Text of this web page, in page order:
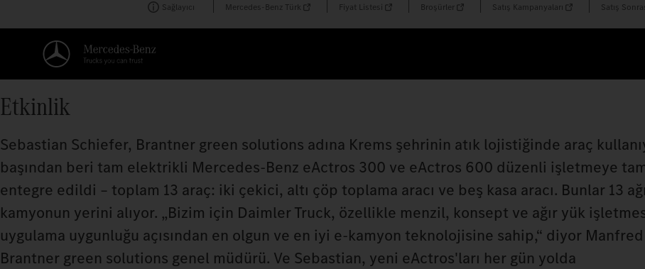
Sağlayıcı Mercedes-Benz Türk Fiyat Listesi Broşürler Satış Kampanyaları Satış
Etkinlik
Sebastian Schiefer, Brantner green solutions adına Krems şehrinin atık lojistiğinde araç
başından beri tam elektrikli Mercedes‑Benz eActros 300 ve eActros 600 düzenli işletmeye
entegre edildi – toplam 13 araç: iki çekici, altı çöp toplama aracı ve beş kasa aracı. Bunlar 13
kamyonun yerini alıyor. „Bizim için Daimler Truck, özellikle menzil, konsept ve ağır yük
uygulama uygunluğu açısından en olgun ve en iyi e-kamyon teknolojisine sahip,“ diyor
Brantner green solutions genel müdürü. Ve Sebastian, yeni eActros'ları her gün yolda